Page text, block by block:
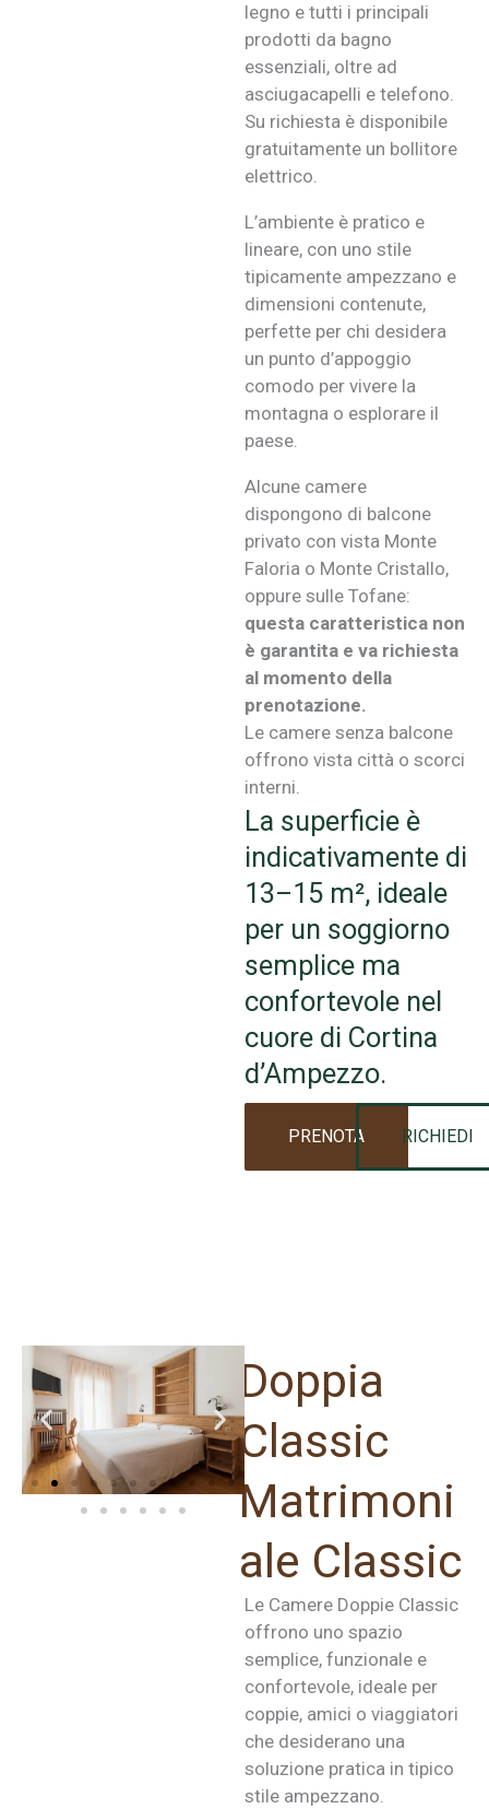
legno e tutti i principali
prodotti da bagno
essenziali, oltre ad
asciugacapelli e telefono.
Su richiesta è disponibile
gratuitamente un bollitore
elettrico.
L’ambiente è pratico e
lineare, con uno stile
tipicamente ampezzano e
dimensioni contenute,
perfette per chi desidera
un punto d’appoggio
comodo per vivere la
montagna o esplorare il
paese.
Alcune camere
dispongono di balcone
privato con vista Monte
Faloria o Monte Cristallo,
oppure sulle Tofane:
questa caratteristica non
è garantita e va richiesta
al momento della
prenotazione.
Le camere senza balcone
offrono vista città o scorci
interni.
La superficie è
indicativamente di
13–15 m², ideale
per un soggiorno
semplice ma
confortevole nel
cuore di Cortina
d’Ampezzo.
PRENOTA RICHIEDI
Doppia
Classic
Matrimoni
ale Classic
Le Camere Doppie Classic
offrono uno spazio
semplice, funzionale e
confortevole, ideale per
coppie, amici o viaggiatori
che desiderano una
soluzione pratica in tipico
stile ampezzano.